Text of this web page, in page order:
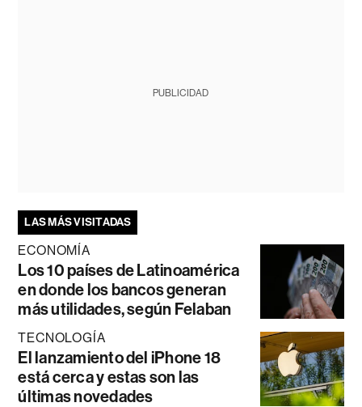
PUBLICIDAD
LAS MÁS VISITADAS
ECONOMÍA
Los 10 países de Latinoamérica
en donde los bancos generan
más utilidades, según Felaban
TECNOLOGÍA
El lanzamiento del iPhone 18
está cerca y estas son las
últimas novedades